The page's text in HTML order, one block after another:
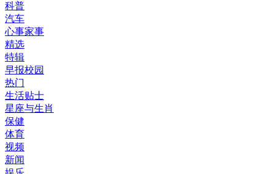
科普
汽车
心事家事
精选
特辑
早报校园
热门
生活贴士
星座与生肖
保健
体育
视频
新闻